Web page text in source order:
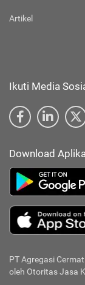
Artikel
Ikuti Media
Download
PT Agregasi
oleh Otoritas Jasa